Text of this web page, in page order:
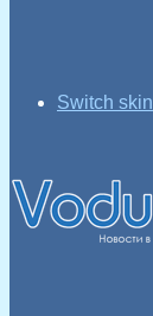
Switch skin